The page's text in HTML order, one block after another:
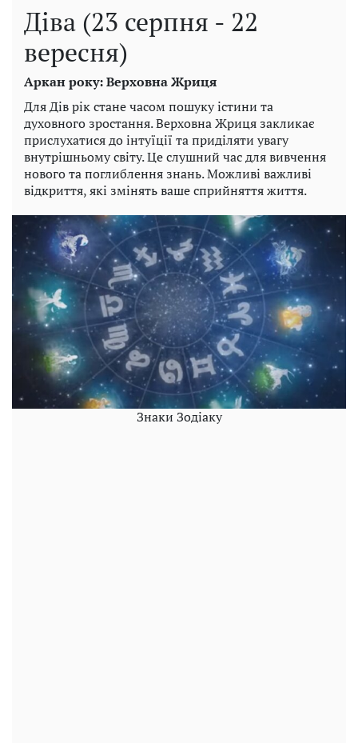
Діва (23 серпня - 22
вересня)
Аркан року: Верховна Жриця
Для Дів рік стане часом пошуку істини та
духовного зростання. Верховна Жриця закликає
прислухатися до інтуїції та приділяти увагу
внутрішньому світу. Це слушний час для вивчення
нового та поглиблення знань. Можливі важливі
відкриття, які змінять ваше сприйняття життя.
Знаки Зодіаку